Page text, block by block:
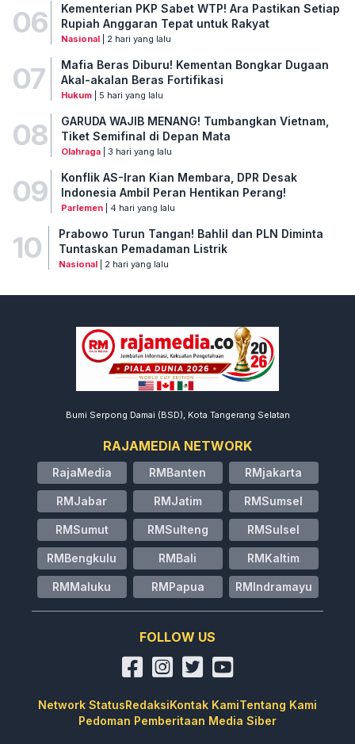
06
Kementerian PKP Sabet WTP! Ara Pastikan Setiap
Rupiah Anggaran Tepat untuk Rakyat
Nasional| 2 hari yang lalu
07
Mafia Beras Diburu! Kementan Bongkar Dugaan
Akal-akalan Beras Fortifikasi
Hukum| 5 hari yang lalu
08
GARUDA WAJIB MENANG! Tumbangkan Vietnam,
Tiket Semifinal di Depan Mata
Olahraga| 3 hari yang lalu
09
Konflik AS-Iran Kian Membara, DPR Desak
Indonesia Ambil Peran Hentikan Perang!
Parlemen| 4 hari yang lalu
10
Prabowo Turun Tangan! Bahlil dan PLN Diminta
Tuntaskan Pemadaman Listrik
Nasional| 2 hari yang lalu
Bumi Serpong Damai (BSD), Kota Tangerang Selatan
RAJAMEDIA NETWORK
RajaMedia RMBanten RMjakarta
RMJabar RMJatim RMSumsel
RMSumut RMSulteng RMSulsel
RMBengkulu RMBali RMKaltim
RMMaluku RMPapua RMIndramayu
FOLLOW US
Network StatusRedaksiKontak KamiTentang Kami
Pedoman Pemberitaan Media Siber